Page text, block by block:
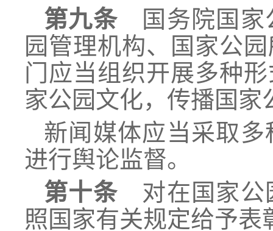
第九条 国务院国家
园管理机构、国家公
门应当组织开展多种
家公园文化，传播国家
新闻媒体应当采取
进行舆论监督。
第十条 对在国家公
照国家有关规定给予表